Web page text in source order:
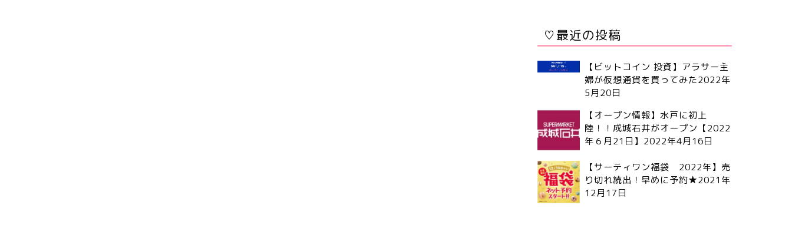
♡最近の投稿
【ビットコイン 投資】アラサー主
婦が仮想通貨を買ってみた2022年
5月20日
【オープン情報】水戸に初上
陸！！成城石井がオープン【2022
年６月21日】 2022年4月16日
【サーティワン福袋 2022年】売
り切れ続出！早めに予約★2021年
12月17日